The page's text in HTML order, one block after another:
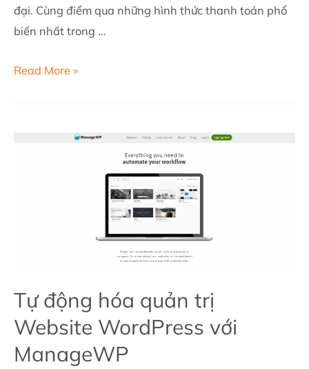
đại. Cùng điểm qua những hình thức thanh toán phổ
biến nhất trong …
Hình
điện
tử
Read More »
Tự động hóa quản trị
Website WordPress với
ManageWP